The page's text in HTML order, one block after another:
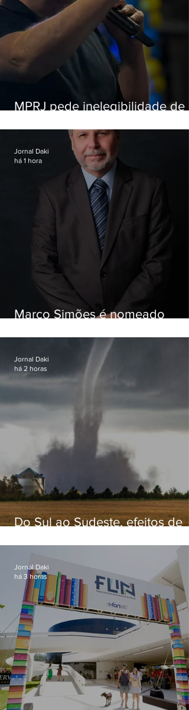
MPRJ pede inelegibilidade de
Marco Simões é nomeado
Jornal Daki
há 1 hora
Do Sul ao Sudeste, efeitos de
apreensão na população
Jornal Daki
há 2 horas
Jornal Daki
há 3 horas